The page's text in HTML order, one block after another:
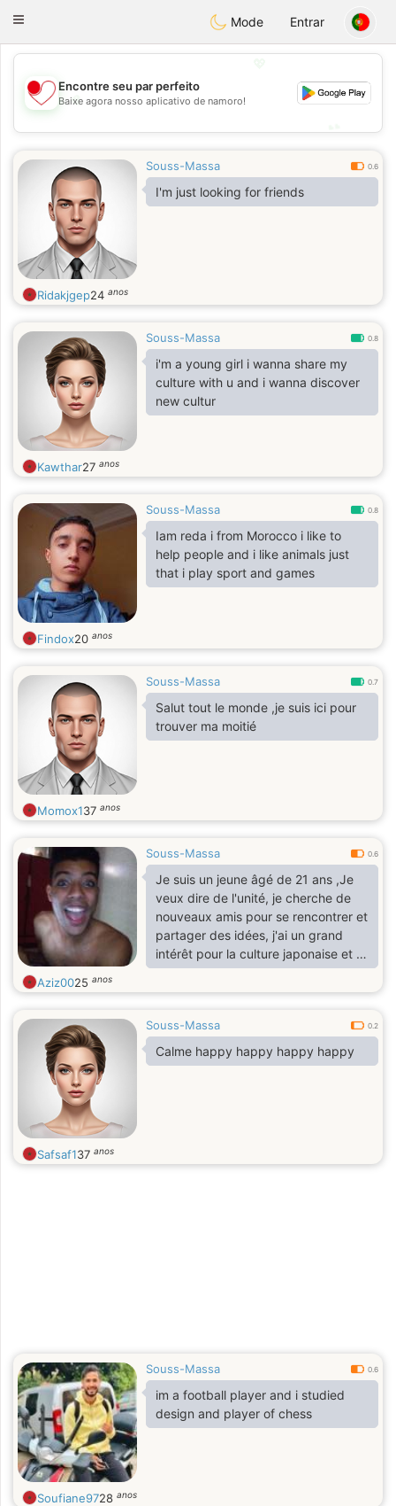
日本Chat
Toggle
Mode Entrar
💖
💕
Encontre seu par perfeito
Baixe agora nosso aplicativo de namoro!
Souss-Massa 0.6
I'm just looking for friends
Ridakjgep24 anos
Souss-Massa 0.8
i'm a young girl i wanna share my
culture with u and i wanna discover
new cultur
Kawthar27 anos
Souss-Massa 0.8
Iam reda i from Morocco i like to
help people and i like animals just
that i play sport and games
Findox20 anos
Souss-Massa 0.7
Salut tout le monde ,je suis ici pour
trouver ma moitié
Momox137 anos
Souss-Massa 0.6
Je suis un jeune âgé de 21 ans ,Je
veux dire de l'unité, je cherche de
nouveaux amis pour se rencontrer et
partager des idées, j'ai un grand
intérêt pour la culture japonaise et je
veux connaître des amis de là-bas
Aziz0025 anos
Souss-Massa 0.2
Calme happy happy happy happy
Safsaf137 anos
Souss-Massa 0.6
im a football player and i studied
design and player of chess
Soufiane9728 anos